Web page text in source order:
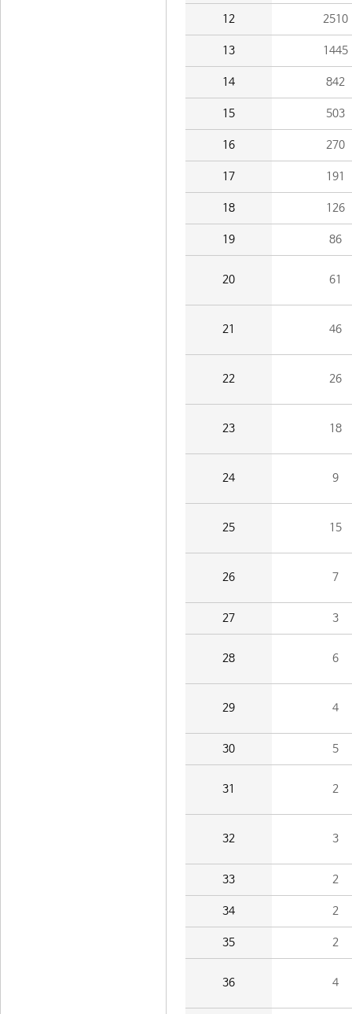
12 2510
13 1445
14 842
15 503
16 270
17 191
18 126
19 86
20 61
21 46
22 26
23 18
24 9
25 15
26 7
27 3
28 6
29 4
30 5
31 2
32 3
33 2
34 2
35 2
36 4